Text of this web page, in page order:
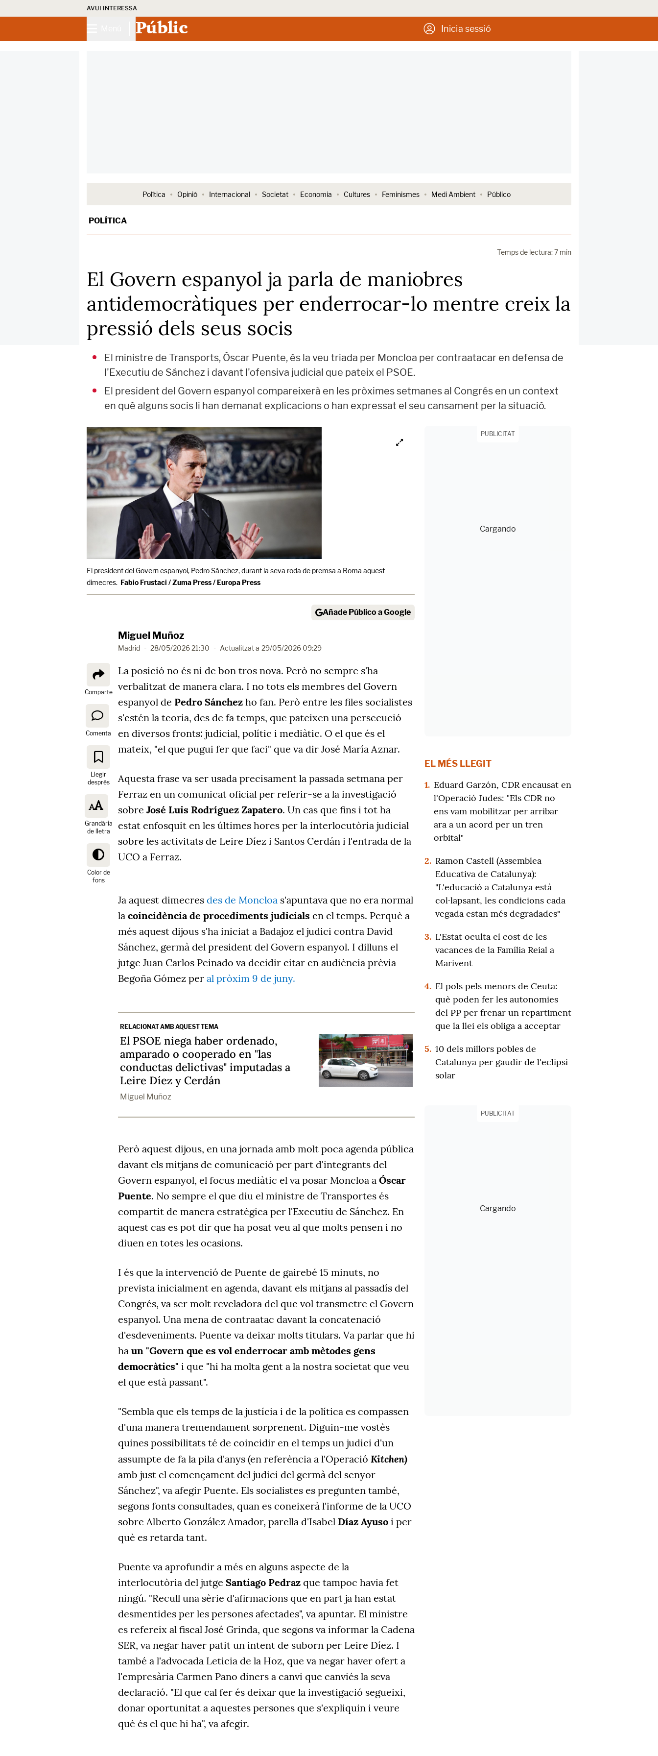
AVUI INTERESSA
Públic Inicia sessió
Política Opinió Internacional Societat Economia Cultures Feminismes Medi Ambient Público
POLÍTICA
Temps de lectura: 7 min
El Govern espanyol ja parla de maniobres
antidemocràtiques per enderrocar-lo mentre creix la
pressió dels seus socis
El ministre de Transports, Óscar Puente, és la veu triada per Moncloa per contraatacar en defensa de
l'Executiu de Sánchez i davant l'ofensiva judicial que pateix el PSOE.
El president del Govern espanyol compareixerà en les pròximes setmanes al Congrés en un context
en què alguns socis li han demanat explicacions o han expressat el seu cansament per la situació.
El president del Govern espanyol, Pedro Sánchez, durant la seva roda de premsa a Roma aquest
dimecres. Fabio Frustaci / Zuma Press / Europa Press
Añade Público a Google
Miguel Muñoz
Madrid - 28/05/2026 21:30 - Actualitzat a 29/05/2026 09:29
Comparte
Comenta
Llegir
després
Grandària
de lletra
Color de
fons
La posició no és ni de bon tros nova. Però no sempre s'ha
verbalitzat de manera clara. I no tots els membres del Govern
espanyol de Pedro Sánchez ho fan. Però entre les files socialistes
s'estén la teoria, des de fa temps, que pateixen una persecució
en diversos fronts: judicial, polític i mediàtic. O el que és el
mateix, "el que pugui fer que faci" que va dir José María Aznar.
Aquesta frase va ser usada precisament la passada setmana per
Ferraz en un comunicat oficial per referir-se a la investigació
sobre José Luis Rodríguez Zapatero. Un cas que fins i tot ha
estat enfosquit en les últimes hores per la interlocutòria judicial
sobre les activitats de Leire Díez i Santos Cerdán i l'entrada de la
UCO a Ferraz.
Ja aquest dimecres des de Moncloa s'apuntava que no era normal
la coincidència de procediments judicials en el temps. Perquè a
més aquest dijous s'ha iniciat a Badajoz el judici contra David
Sánchez, germà del president del Govern espanyol. I dilluns el
jutge Juan Carlos Peinado va decidir citar en audiència prèvia
Begoña Gómez per al pròxim 9 de juny.
RELACIONAT AMB AQUEST TEMA
El PSOE niega haber ordenado,
amparado o cooperado en "las
conductas delictivas" imputadas a
Leire Díez y Cerdán
Miguel Muñoz
Però aquest dijous, en una jornada amb molt poca agenda pública
davant els mitjans de comunicació per part d'integrants del
Govern espanyol, el focus mediàtic el va posar Moncloa a Óscar
Puente. No sempre el que diu el ministre de Transportes és
compartit de manera estratègica per l'Executiu de Sánchez. En
aquest cas es pot dir que ha posat veu al que molts pensen i no
diuen en totes les ocasions.
I és que la intervenció de Puente de gairebé 15 minuts, no
prevista inicialment en agenda, davant els mitjans al passadís del
Congrés, va ser molt reveladora del que vol transmetre el Govern
espanyol. Una mena de contraatac davant la concatenació
d'esdeveniments. Puente va deixar molts titulars. Va parlar que hi
ha un "Govern que es vol enderrocar amb mètodes gens
democràtics" i que "hi ha molta gent a la nostra societat que veu
el que està passant".
"Sembla que els temps de la justícia i de la política es compassen
d'una manera tremendament sorprenent. Diguin-me vostès
quines possibilitats té de coincidir en el temps un judici d'un
assumpte de fa la pila d'anys (en referència a l'Operació Kitchen)
amb just el començament del judici del germà del senyor
Sánchez", va afegir Puente. Els socialistes es pregunten també,
segons fonts consultades, quan es coneixerà l'informe de la UCO
sobre Alberto González Amador, parella d'Isabel Díaz Ayuso i per
què es retarda tant.
Puente va aprofundir a més en alguns aspecte de la
interlocutòria del jutge Santiago Pedraz que tampoc havia fet
ningú. "Recull una sèrie d'afirmacions que en part ja han estat
desmentides per les persones afectades", va apuntar. El ministre
es refereix al fiscal José Grinda, que segons va informar la Cadena
SER, va negar haver patit un intent de suborn per Leire Díez. I
també a l'advocada Leticia de la Hoz, que va negar haver ofert a
l'empresària Carmen Pano diners a canvi que canviés la seva
declaració. "El que cal fer és deixar que la investigació segueixi,
donar oportunitat a aquestes persones que s'expliquin i veure
què és el que hi ha", va afegir.
PUBLICITAT
EL MÉS LLEGIT
1. Eduard Garzón, CDR encausat en
l'Operació Judes: "Els CDR no
ens vam mobilitzar per arribar
ara a un acord per un tren
orbital"
2. Ramon Castell (Assemblea
Educativa de Catalunya):
"L'educació a Catalunya està
col·lapsant, les condicions cada
vegada estan més degradades"
3. L'Estat oculta el cost de les
vacances de la Família Reial a
Marivent
4. El pols pels menors de Ceuta:
què poden fer les autonomies
del PP per frenar un repartiment
que la llei els obliga a acceptar
5. 10 dels millors pobles de
Catalunya per gaudir de l'eclipsi
solar
PUBLICITAT